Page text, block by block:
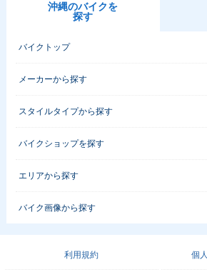
沖縄のバイクを
探す
バイクトップ
メーカーから探す
スタイルタイプから探す
バイクショップを探す
エリアから探す
バイク画像から探す
利用規約 個